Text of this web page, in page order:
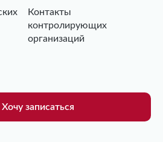
Контакты
контролирующих
организаций
Хочу записаться